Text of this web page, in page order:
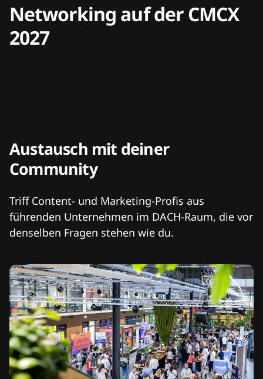
Networking auf der CMCX
2027
Austausch mit deiner
Community
Triff Content- und Marketing-Profis aus
führenden Unternehmen im DACH-Raum, die vor
denselben Fragen stehen wie du.